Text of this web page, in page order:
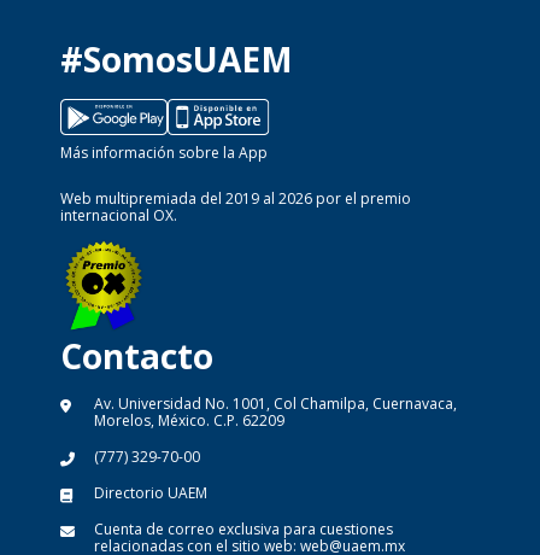
#SomosUAEM
Más información sobre la App
Web multipremiada del 2019 al 2026 por el premio
internacional OX.
Contacto
Av. Universidad No. 1001, Col Chamilpa, Cuernavaca,
Morelos, México. C.P. 62209
(777) 329-70-00
Directorio UAEM
Cuenta de correo exclusiva para cuestiones
relacionadas con el sitio web: web@uaem.mx